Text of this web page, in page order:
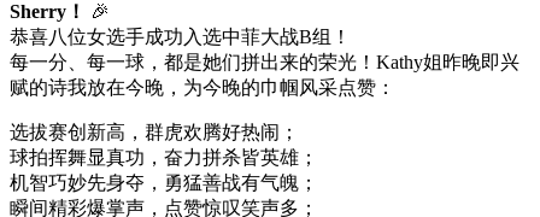
Sherry！
🎉
恭喜八位女选手成功入选中菲大战B组！
每一分、每一球，都是她们拼出来的荣光！Kathy姐昨晚即兴
赋的诗我放在今晚，为今晚的巾帼风采点赞：
选拔赛创新高，群虎欢腾好热闹；
球拍挥舞显真功，奋力拼杀皆英雄；
机智巧妙先身夺，勇猛善战有气魄；
瞬间精彩爆掌声，点赞惊叹笑声多；